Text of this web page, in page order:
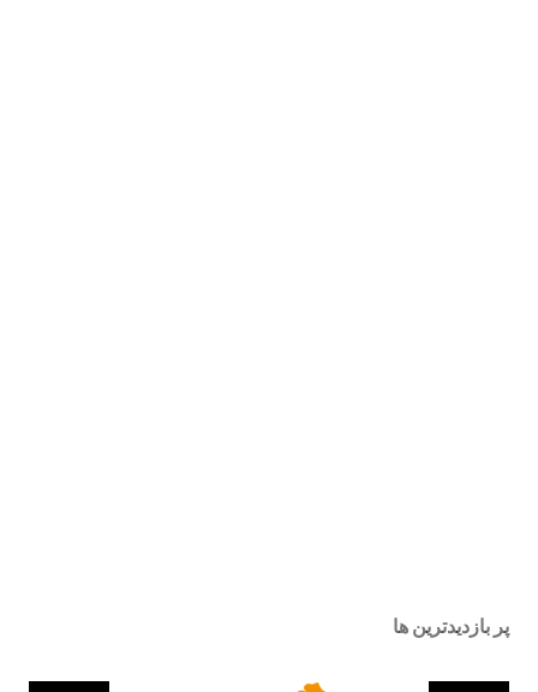
پر بازدیدترین ها